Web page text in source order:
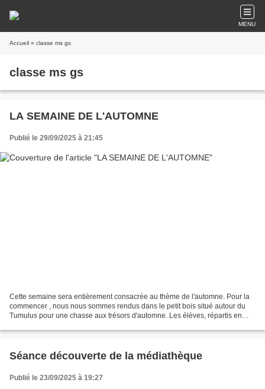
MENU
Accueil » classe ms gs
classe ms gs
LA SEMAINE DE L'AUTOMNE
Publié le 29/09/2025 à 21:45
Cette semaine sera entièrement consacrée au thème de l'automne. Pour la
commencer , nous nous sommes rendus dans le petit bois situé autour du
Tumulus pour une chasse aux trésors d'automne. Les élèves, répartis en
Séance découverte de la médiathèque
Publié le 23/09/2025 à 19:27